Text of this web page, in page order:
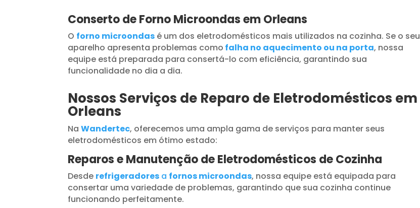
Conserto de Forno Microondas em Orleans
O forno microondas é um dos eletrodomésticos mais utilizados na cozinha. Se o seu
aparelho apresenta problemas como falha no aquecimento ou na porta, nossa
equipe está preparada para consertá-lo com eficiência, garantindo sua
funcionalidade no dia a dia.
Nossos Serviços de Reparo de Eletrodomésticos em
Orleans
NaWandertec, oferecemos uma ampla gama de serviços para manter seus
eletrodomésticos em ótimo estado:
Reparos e Manutenção de Eletrodomésticos de Cozinha
Desde refrigeradores a fornos microondas, nossa equipe está equipada para
consertar uma variedade de problemas, garantindo que sua cozinha continue
funcionando perfeitamente.